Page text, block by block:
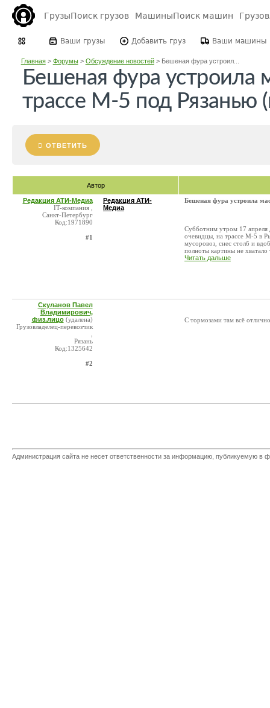
ГрузыПоиск грузов МашиныПоиск машин
Ваши грузы Добавить груз Ваши машины
Главная> Форумы> Обсуждение новостей> Бешеная фура устроил...
Бешеная фура устроила
трассе М-5 под Рязанью
ОТВЕТИТЬ
Автор
Редакция АТИ-Медиа
IT-компания ,
Санкт-Петербург
Код:1971890
#1
Редакция АТИ-
Медиа
Бешеная фура устроила
Субботним утром 17 апреля
очевидцы, на трассе М-5 в
мусоровоз, снес столб и
полноты картины не хватало
Читать дальше
Скуланов Павел
Владимирович,
физ.лицо (удалена)
Грузовладелец-перевозчик
Рязань
Код:1325642
#2
С тормозами там всё
Администрация сайта не несет ответственности за информацию, публикуемую